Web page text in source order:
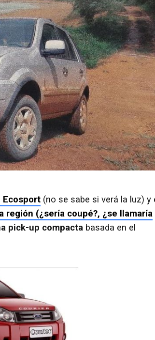
Ecosport (no se sabe si verá la luz) y
región (¿sería coupé?, ¿se llamaría
pick-up compacta basada en el